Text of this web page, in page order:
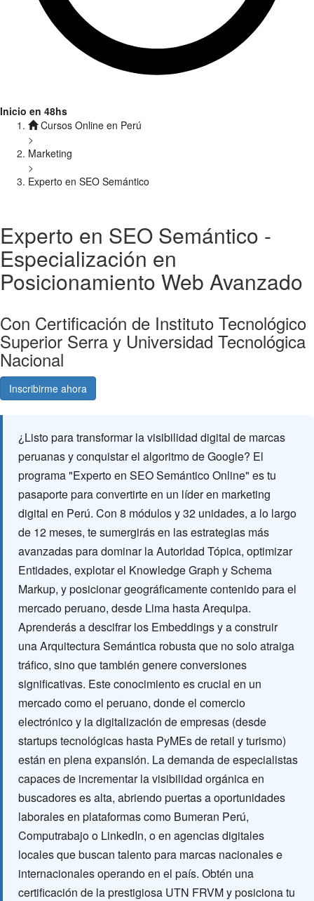
Inicio en 48hs
Cursos Online en Perú
>
Marketing
>
Experto en SEO Semántico
Experto en SEO Semántico -
Especialización en
Posicionamiento Web Avanzado
Con Certificación de Instituto Tecnológico
Superior Serra y Universidad Tecnológica
Nacional
Inscribirme ahora
¿Listo para transformar la visibilidad digital de marcas
peruanas y conquistar el algoritmo de Google? El
programa "Experto en SEO Semántico Online" es tu
pasaporte para convertirte en un líder en marketing
digital en Perú. Con 8 módulos y 32 unidades, a lo largo
de 12 meses, te sumergirás en las estrategias más
avanzadas para dominar la Autoridad Tópica, optimizar
Entidades, explotar el Knowledge Graph y Schema
Markup, y posicionar geográficamente contenido para el
mercado peruano, desde Lima hasta Arequipa.
Aprenderás a descifrar los Embeddings y a construir
una Arquitectura Semántica robusta que no solo atraiga
tráfico, sino que también genere conversiones
significativas. Este conocimiento es crucial en un
mercado como el peruano, donde el comercio
electrónico y la digitalización de empresas (desde
startups tecnológicas hasta PyMEs de retail y turismo)
están en plena expansión. La demanda de especialistas
capaces de incrementar la visibilidad orgánica en
buscadores es alta, abriendo puertas a oportunidades
laborales en plataformas como Bumeran Perú,
Computrabajo o LinkedIn, o en agencias digitales
locales que buscan talento para marcas nacionales e
internacionales operando en el país. Obtén una
certificación de la prestigiosa UTN FRVM y posiciona tu